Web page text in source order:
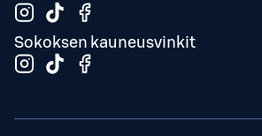
Sokoksen kauneusvinkit